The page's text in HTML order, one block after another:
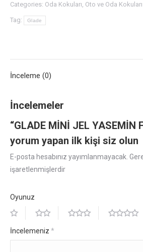
Categories: Oda Kokuları, Oto ve Oda Kokuları
Tag: Glade
İnceleme (0)
İncelemeler
“GLADE MİNİ JEL YASEMİN
yorum yapan ilk kişi siz olun
E-posta hesabınız yayımlanmayacak.
işaretlenmişlerdir
Oyunuz
İncelemeniz *